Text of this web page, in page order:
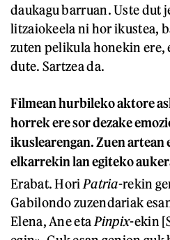
daukagu barruan. Uste dut
litzaiokeela ni hor ikustea,
zuten pelikula honekin ere,
dute. Sartzea da.
Filmean hurbileko aktore
horrek ere sor dezake
ikuslearengan. Zuen artean
elkarrekin lan egiteko
Erabat. Hori Patria-rekin
Gabilondo zuzendariak
Elena, Ane eta Pinpix-ekin